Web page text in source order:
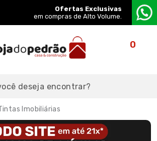
Ofertas Exclusivas
em compras de Alto Volume.
0
Imobiliárias